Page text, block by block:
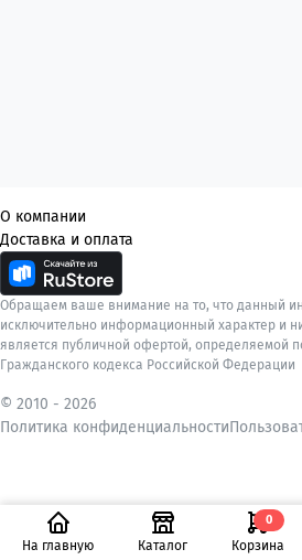
На главную Каталог
0
Корзина
О компании
Доставка и оплата
Обращаем ваше внимание на то, что данный
исключительно информационный характер и
является публичной офертой, определяемой
Гражданского кодекса Российской Федерации
© 2010 - 2026
Политика конфиденциальности